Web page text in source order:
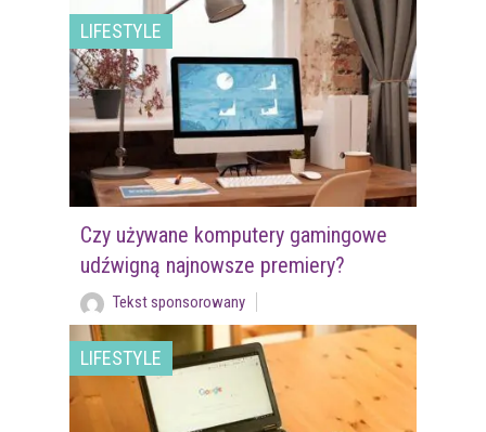
LIFESTYLE
Czy używane komputery gamingowe
udźwigną najnowsze premiery?
Tekst sponsorowany
LIFESTYLE